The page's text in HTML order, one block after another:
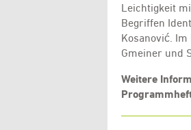
Leichtigkeit
Begriffen
Kosanović.
Gmeiner und
Weitere